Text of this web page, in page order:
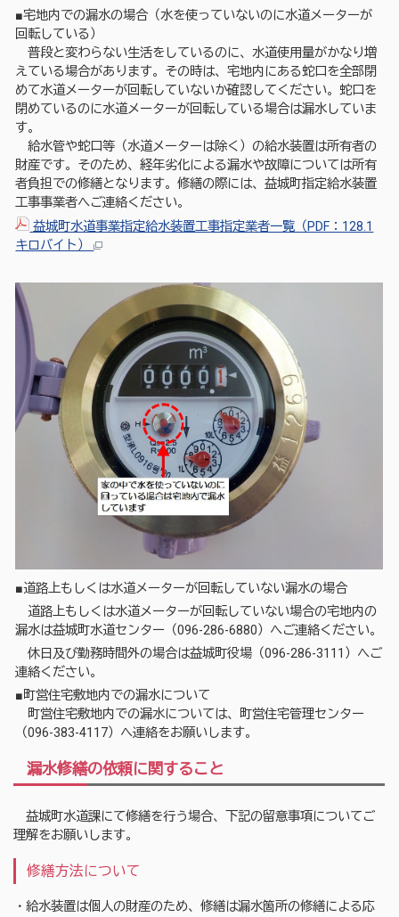
■宅地内での漏水の場合（水を使っていないのに水道メーターが
回転している）
普段と変わらない生活をしているのに、水道使用量がかなり増
えている場合があります。その時は、宅地内にある蛇口を全部閉
めて水道メーターが回転していないか確認してください。蛇口を
閉めているのに水道メーターが回転している場合は漏水していま
す。
給水管や蛇口等（水道メーターは除く）の給水装置は所有者の
財産です。そのため、経年劣化による漏水や故障については所有
者負担での修繕となります。修繕の際には、益城町指定給水装置
工事事業者へご連絡ください。
益城町水道事業指定給水装置工事指定業者一覧（PDF：128.1
キロバイト）
■道路上もしくは水道メーターが回転していない漏水の場合
道路上もしくは水道メーターが回転していない場合の宅地内の
漏水は益城町水道センター（096-286-6880）へご連絡ください。
休日及び勤務時間外の場合は益城町役場（096-286-3111）へご
連絡ください。
■町営住宅敷地内での漏水について
町営住宅敷地内での漏水については、町営住宅管理センター
（096-383-4117）へ連絡をお願いします。
漏水修繕の依頼に関すること
益城町水道課にて修繕を行う場合、下記の留意事項についてご
理解をお願いします。
修繕方法について
・給水装置は個人の財産のため、修繕は漏水箇所の修繕による応